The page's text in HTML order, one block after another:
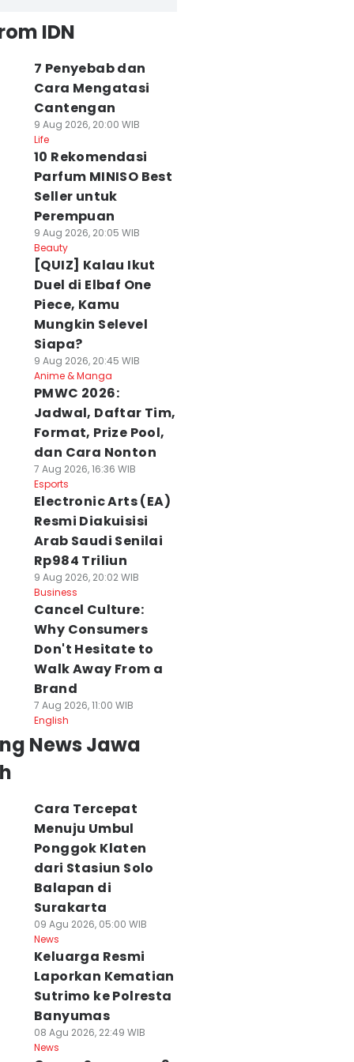
IDN
7 Penyebab dan
Cara Mengatasi
Cantengan
9 Aug 2026, 20:00 WIB
Life
10 Rekomendasi
Parfum MINISO Best
Seller untuk
Perempuan
9 Aug 2026, 20:05 WIB
Beauty
[QUIZ] Kalau Ikut
Duel di Elbaf One
Piece, Kamu
Mungkin Selevel
Siapa?
9 Aug 2026, 20:45 WIB
Anime & Manga
PMWC 2026:
Jadwal, Daftar Tim,
Format, Prize Pool,
dan Cara Nonton
7 Aug 2026, 16:36 WIB
Esports
Electronic Arts (EA)
Resmi Diakuisisi
Arab Saudi Senilai
Rp984 Triliun
9 Aug 2026, 20:02 WIB
Business
Cancel Culture:
Why Consumers
Don't Hesitate to
Walk Away From a
Brand
7 Aug 2026, 11:00 WIB
English
News Jawa
Cara Tercepat
Menuju Umbul
Ponggok Klaten
dari Stasiun Solo
Balapan di
Surakarta
09 Agu 2026, 05:00 WIB
News
Keluarga Resmi
Laporkan Kematian
Sutrimo ke Polresta
Banyumas
08 Agu 2026, 22:49 WIB
News